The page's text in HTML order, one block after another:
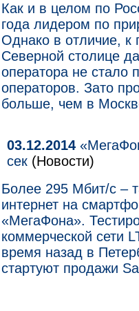
Как и в целом по
года лидером по
Однако в отличие, к
Северной столице
оператора не стало
операторов. Зато
больше, чем в
03.12.2014
сек (Новости)
Более 295 Мбит/c –
интернет на
«МегаФона».
коммерческой сети
время назад в
стартуют продажи